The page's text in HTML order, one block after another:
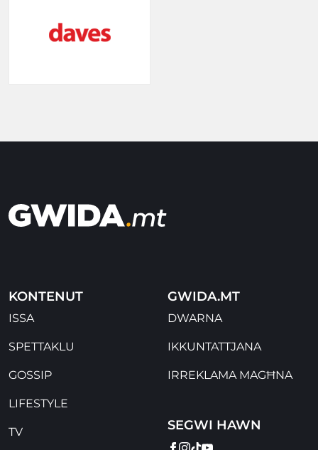
KONTENUT
ISSA
SPETTAKLU
GOSSIP
LIFESTYLE
TV
GWIDA.MT
DWARNA
IKKUNTATTJANA
IRREKLAMA MAGĦNA
SEGWI HAWN
FACEBOOK
INSTAGRAM
TIKTOK
YOUTUBE